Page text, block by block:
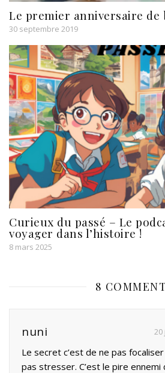
Le premier anniversaire de
30 septembre 2019
Curieux du passé – Le
voyager dans l’histoire !
8 mars 2025
8
nuni 20
Le secret c’est de ne pas
pas stresser. C’est le pire ennemi